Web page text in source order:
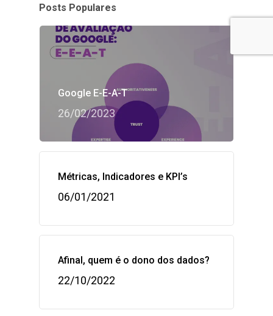
Posts Populares
Google E-E-A-T
26/02/2023
Métricas, Indicadores e KPI’s
06/01/2021
Afinal, quem é o dono dos dados?
22/10/2022